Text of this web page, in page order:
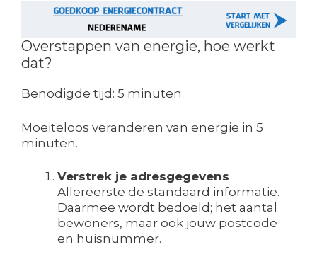
Overstappen van energie, hoe werkt
dat?
Benodigde tijd: 5 minuten
Moeiteloos veranderen van energie in 5
minuten.
Verstrek je adresgegevens
Allereerste de standaard informatie.
Daarmee wordt bedoeld; het aantal
bewoners, maar ook jouw postcode
en huisnummer.